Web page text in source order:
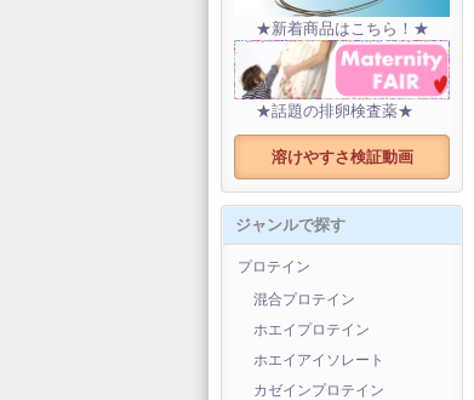
★新着商品はこちら！★
★話題の排卵検査薬★
溶けやすさ検証動画
ジャンルで探す
プロテイン
混合プロテイン
ホエイプロテイン
ホエイアイソレート
カゼインプロテイン